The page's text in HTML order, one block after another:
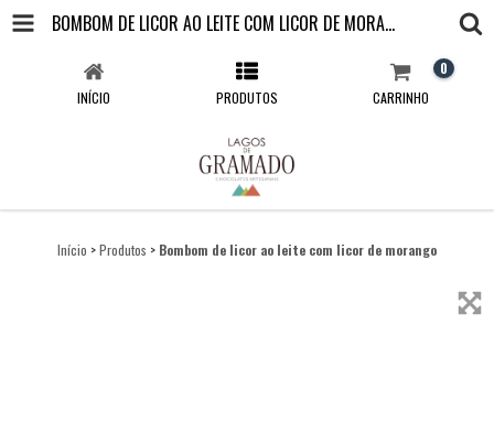
BOMBOM DE LICOR AO LEITE COM LICOR DE MORANGO
INÍCIO PRODUTOS CARRINHO
0
Início >Produtos > Bombom de licor ao leite com licor de morango